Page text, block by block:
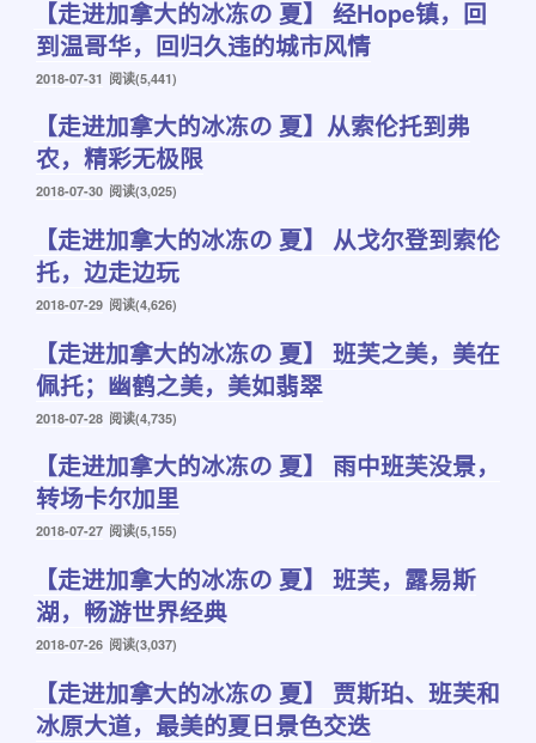
【走进加拿大的冰冻の 夏】 经Hope镇，回
到温哥华，回归久违的城市风情
发
2018-07-31 阅读(5,441)
【走进加拿大的冰冻の 夏】从索伦托到弗
农，精彩无极限
发
2018-07-30 阅读(3,025)
【走进加拿大的冰冻の 夏】 从戈尔登到索伦
托，边走边玩
发
2018-07-29 阅读(4,626)
【走进加拿大的冰冻の 夏】 班芙之美，美在
佩托；幽鹤之美，美如翡翠
发
2018-07-28 阅读(4,735)
【走进加拿大的冰冻の 夏】 雨中班芙没景，
转场卡尔加里
发
2018-07-27 阅读(5,155)
【走进加拿大的冰冻の 夏】 班芙，露易斯
湖，畅游世界经典
发
2018-07-26 阅读(3,037)
【走进加拿大的冰冻の 夏】 贾斯珀、班芙和
冰原大道，最美的夏日景色交迭